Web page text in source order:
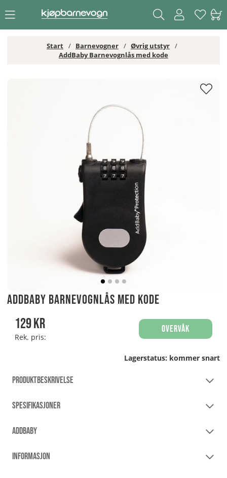
Start Barnevogner
Øvrig utstyr
AddBaby Barnevognlås med kode
AddBaby Barnevognlås med kode
129kr
Rek. pris:
Overvåk
Lagerstatus: kommer snart
PRODUKTBESKRIVELSE
SPESIFIKASJONER
ADDBABY
INFORMASJON